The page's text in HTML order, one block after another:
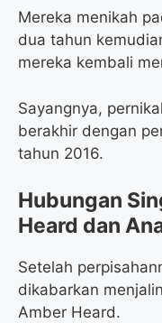
Mereka menikah
dua tahun
mereka kembali
Sayangnya,
berakhir dengan
tahun 2016.
Hubungan
Heard dan
Setelah
dikabarkan
Amber Heard.